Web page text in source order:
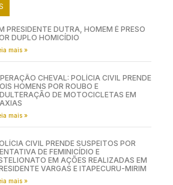
PRESIDENTE DUTRA, HOMEM É PRESO
DUPLO HOMICÍDIO
mais »
CHEVAL: POLÍCIA CIVIL PRENDE
HOMENS POR ROUBO E
DE MOTOCICLETAS EM
mais »
CIVIL PRENDE SUSPEITOS POR
DE FEMINICÍDIO E
EM AÇÕES REALIZADAS EM
VARGAS E ITAPECURU-MIRIM
mais »